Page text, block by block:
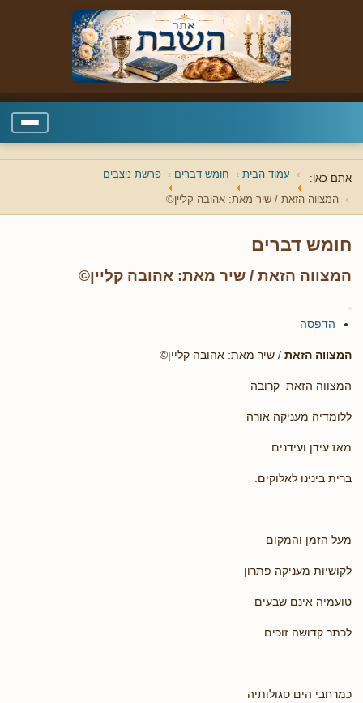
אתם כאן: עמוד הבית חומש דברים פרשת ניצבים
המצווה הזאת / שיר מאת: אהובה קליין©
חומש דברים
המצווה הזאת / שיר מאת: אהובה קליין©
הדפסה
המצווה הזאת / שיר מאת: אהובה קליין©
המצווה הזאת קרובה
ללומדיה מעניקה אורה
מאז עידן ועידנים
ברית בינינו לאלוקים.
מעל הזמן והמקום
לקושיות מעניקה פתרון
טועמיה אינם שבעים
לכתר קדושה זוכים.
כמרחבי הים סגולותיה